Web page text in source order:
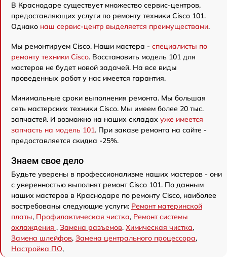
В Краснодаре существует множество сервис-центров,
предоставляющих услуги по ремонту техники Cisco 101.
Однако наш сервис-центр выделяется преимуществами.
Мы ремонтируем Cisco. Наши мастера - специалисты по
ремонту техники Cisco. Восстановить модель 101 для
мастеров не будет новой задачей. На все виды
проведенных работ у нас имеется гарантия.
Минимальные сроки выполнения ремонта. Мы большая
сеть мастерских техники Cisco. Мы имеем более 20 тыс.
запчастей. И возможно на наших складах уже имеется
запчасть на модель 101. При заказе ремонта на сайте -
предоставляется скидка -25%.
Знаем свое дело
Будьте уверены в профессионализме наших мастеров - они
с уверенностью выполнят ремонт Cisco 101. По данным
наших мастеров в Краснодаре по ремонту Cisco, наиболее
востребованы следующие услуги: Ремонт материнской
платы, Профилактическая чистка, Ремонт системы
охлаждения , Замена разъемов, Химическая чистка,
Замена шлейфов, Замена центрального процессора,
Настройка ПО,